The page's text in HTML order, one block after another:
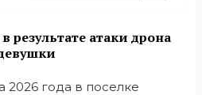
результате атаки дрона
2026 года в поселке